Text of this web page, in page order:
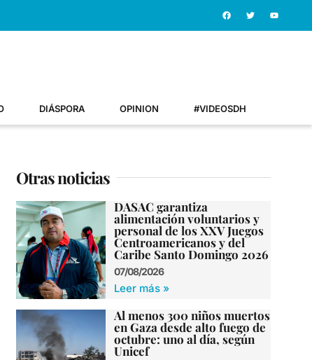
DIÁSPORA OPINION #VIDEOSDH
Otras noticias
DASAC garantiza
alimentación voluntarios y
personal de los XXV Juegos
Centroamericanos y del
Caribe Santo Domingo 2026
07/08/2026
Leer más »
Al menos 300 niños muertos
en Gaza desde alto fuego de
octubre: uno al día, según
Unicef